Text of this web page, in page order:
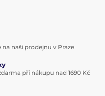
naši prodejnu v Praze
při nákupu nad 1690 Kč